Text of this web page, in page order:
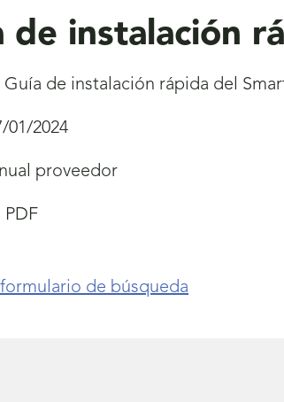
de instalación
Guía de instalación rápida del
01/2024
proveedor
PDF
de búsqueda